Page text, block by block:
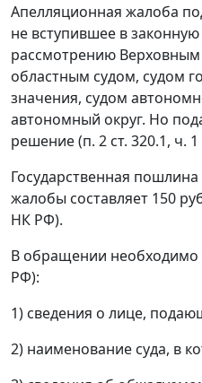
Апелляционная жалоба
не вступившее в
рассмотрению Верховным
областным судом, судом
значения, судом
автономный округ. Но
решение (п. 2 ст. 320.1, ч.
Государственная
жалобы составляет 150
НК РФ).
В обращении необходимо
РФ):
1) сведения о лице,
2) наименование суда, в